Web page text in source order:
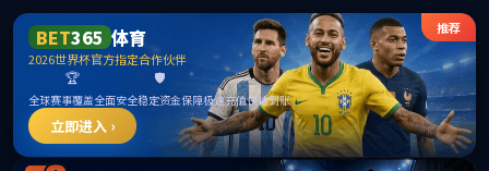
中国·必威(bw·西汉姆联)有限公司-Official
website